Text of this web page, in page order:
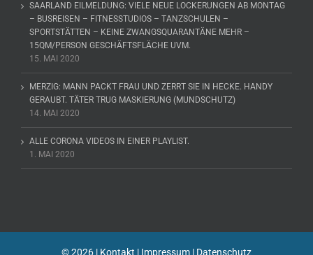
SAARLAND EILMELDUNG: VIELE NEUE LOCKERUNGEN AB MONTAG
– BUSREISEN – FITNESSTUDIOS – TANZSCHULEN –
SPORTSTÄTTEN – KEINE ZWANGSQUARANTÄNE MEHR –
15QM/PERSON GESCHÄFTSFLÄCHE UVM.
15. MAI 2020
MERZIG: MANN PACKT FRAU UND ZERRT SIE IN HECKE. HANDY
GERAUBT. TÄTER TRUG MASKIERUNG (MUNDSCHUTZ)
14. MAI 2020
ALLE CORONA VIDEOS IN EINER PLAYLIST.
1. MAI 2020
©2026 | Kontakt | Impressum | Datenschutz